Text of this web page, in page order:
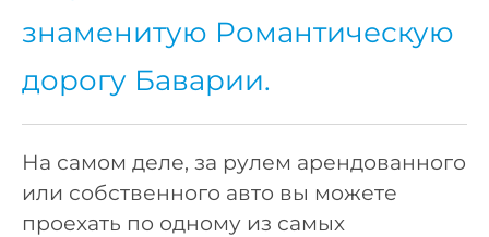
знаменитую Романтическую
дорогу Баварии.
На самом деле, за рулем арендованного
или собственного авто вы можете
проехать по одному из самых